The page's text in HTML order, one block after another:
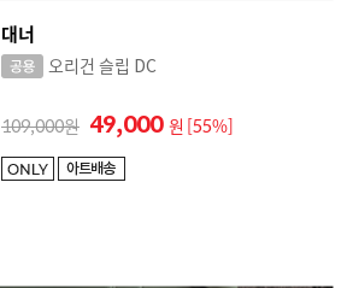
대너
오리건 슬립 DC
109,000 49,000 원 [55%]